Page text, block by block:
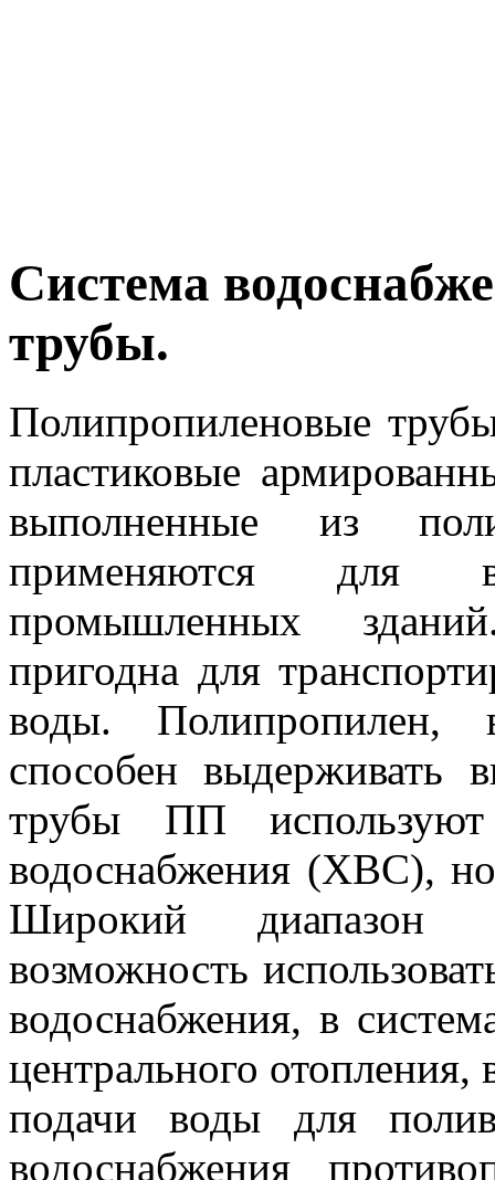
Система
трубы.
Полипропиленовые
пластиковые
выполненные из
применяются для
промышленных
пригодна для
воды. Полипропилен,
способен выдерживать
трубы ПП
водоснабжения (ХВС),
Широкий диапазон
возможность
водоснабжения, в
центрального
подачи воды для
водоснабжения